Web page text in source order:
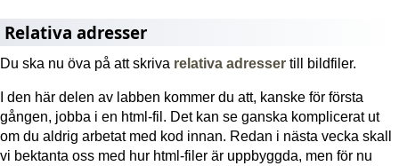
Relativa adresser
Du ska nu öva på att skriva relativa adresser till bildfiler.
I den här delen av labben kommer du att, kanske för första
gången, jobba i en html-fil. Det kan se ganska komplicerat ut
om du aldrig arbetat med kod innan. Redan i nästa vecka skall
vi bektanta oss med hur html-filer är uppbyggda, men för nu